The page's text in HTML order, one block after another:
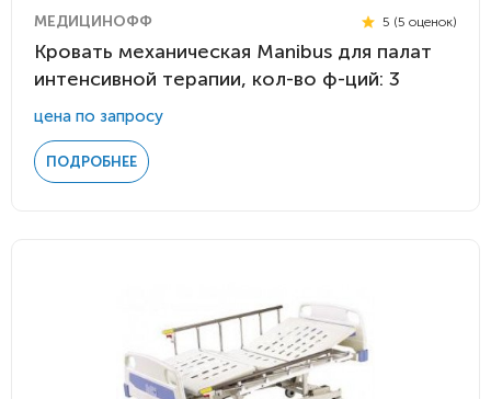
МЕДИЦИНОФФ 5 (5 оценок)
Кровать механическая Manibus для палат
интенсивной терапии, кол-во ф-ций: 3
цена по запросу
ПОДРОБНЕЕ